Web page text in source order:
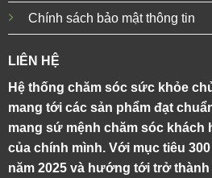
Chính sách bảo mật thông tin
LIÊN HỆ
Hệ thống chăm sóc sức khỏe
mang tới các sản phẩm đạt
mang sứ mệnh chăm sóc
của chính mình. Với mục tiêu
năm 2025 và hướng tới trở